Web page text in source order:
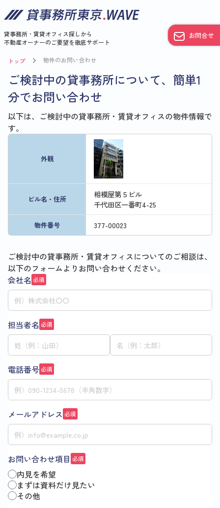
貸事務所・賃貸オフィス探しから
不動産オーナーのご要望を徹底サポート
お問合せ
トップ 物件のお問い合わせ
ご検討中の貸事務所について、簡単1
分でお問い合わせ
以下は、ご検討中の貸事務所・賃貸オフィスの物件情報で
す。
外観
ビル名・住所
相模屋第５ビル
千代田区一番町4-25
物件番号 377-00023
ご検討中の貸事務所・賃貸オフィスについてのご相談は、
以下のフォームよりお問い合わせください。
会社名 必須
担当者名 必須
電話番号必須
メールアドレス 必須
お問い合わせ項目 必須
内見を希望
まずは資料だけ見たい
その他